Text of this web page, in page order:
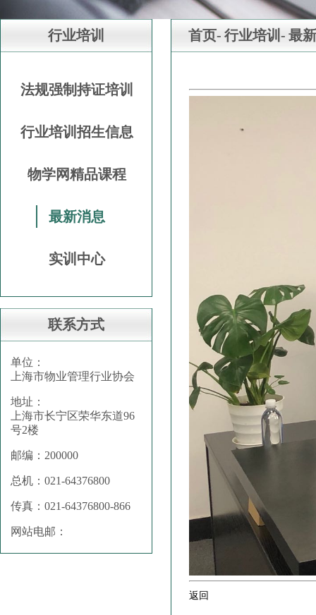
行业培训
法规强制持证培训
行业培训招生信息
物学网精品课程
最新消息
实训中心
联系方式
单位：
上海市物业管理行业协会
地址：
上海市长宁区荣华东道96
号2楼
邮编：200000
总机：021-64376800
传真：021-64376800-866
网站电邮：
首页- 行业培训- 最
返回